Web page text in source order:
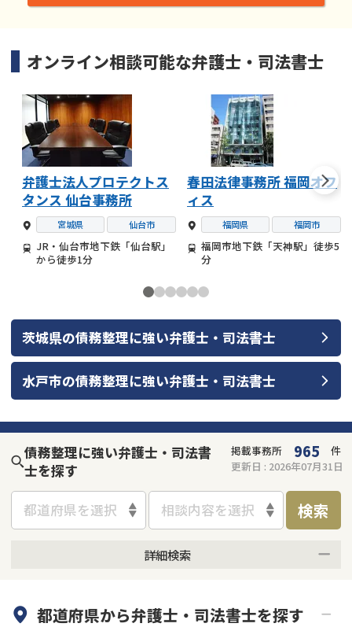
オンライン相談可能な弁護士・司法書士
弁護士法人プロテクトス
タンス 仙台事務所
宮城県 仙台市
JR・仙台市地下鉄「仙台駅」
から徒歩1分
春田法律事務所 福岡オフ
ィス
福岡県 福岡市
福岡市地下鉄「天神駅」徒歩5
分
茨城県の債務整理に強い弁護士・司法書士
水戸市の債務整理に強い弁護士・司法書士
債務整理に強い弁護士・司法書
士を探す
掲載事務所 965
件
更新日 : 2026年07月31日
都道府県を選択 相談内容を選択 検索
詳細検索
初回相談無料
土日祝の相談可能
都道府県から弁護士・司法書士を探す